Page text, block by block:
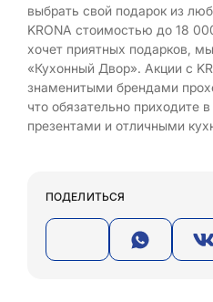
выбрать свой подарок из
KRONA стоимостью до 18
хочет приятных подарков,
«Кухонный Двор». Акции с
знаменитыми брендами
что обязательно приходите
презентами и отличными
ПОДЕЛИТЬСЯ